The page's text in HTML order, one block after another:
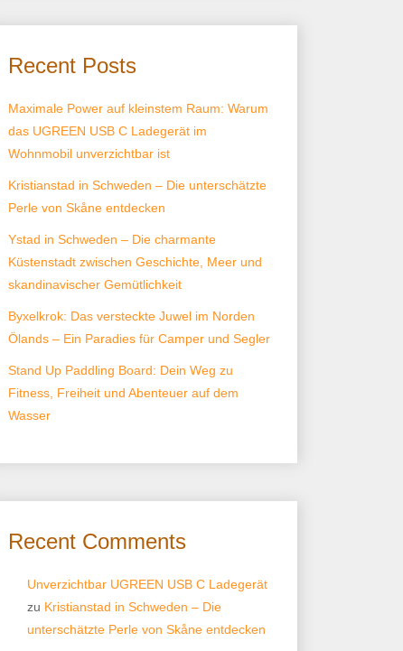
Recent Posts
Maximale Power auf kleinstem Raum: Warum
das UGREEN USB C Ladegerät im
Wohnmobil unverzichtbar ist
Kristianstad in Schweden – Die unterschätzte
Perle von Skåne entdecken
Ystad in Schweden – Die charmante
Küstenstadt zwischen Geschichte, Meer und
skandinavischer Gemütlichkeit
Byxelkrok: Das versteckte Juwel im Norden
Ölands – Ein Paradies für Camper und Segler
Stand Up Paddling Board: Dein Weg zu
Fitness, Freiheit und Abenteuer auf dem
Wasser
Recent Comments
Unverzichtbar UGREEN USB C Ladegerät
zu Kristianstad in Schweden – Die
unterschätzte Perle von Skåne entdecken